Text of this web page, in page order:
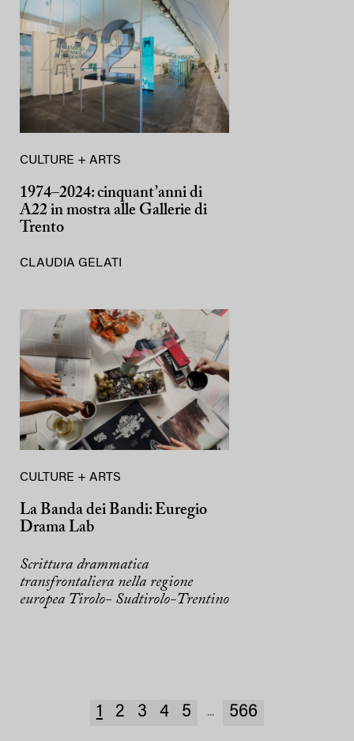
CULTURE + ARTS
1974–2024: cinquant’anni di
A22 in mostra alle Gallerie di
Trento
CLAUDIA GELATI
CULTURE + ARTS
La Banda dei Bandi: Euregio
Drama Lab
Scrittura drammatica
transfrontaliera nella regione
europea Tirolo- Sudtirolo-Trentino
1 2 3 4 5 ... 566